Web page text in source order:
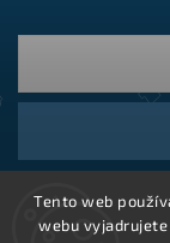
Tento web
webu